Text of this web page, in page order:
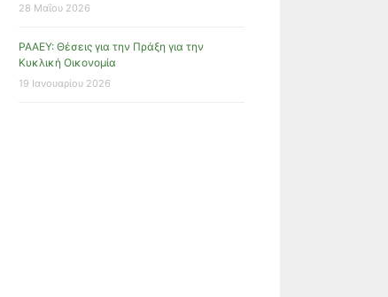
28 Μαΐου 2026
ΡΑΑΕΥ: Θέσεις για την Πράξη για την
Κυκλική Οικονομία
19 Ιανουαρίου 2026